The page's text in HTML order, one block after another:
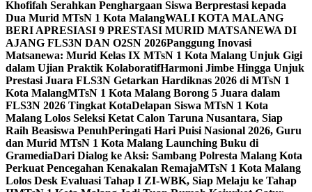
Khofifah Serahkan Penghargaan Siswa Berprestasi kepada
Dua Murid MTsN 1 Kota MalangWALI KOTA MALANG
BERI APRESIASI 9 PRESTASI MURID MATSANEWA DI
AJANG FLS3N DAN O2SN 2026Panggung Inovasi
Matsanewa: Murid Kelas IX MTsN 1 Kota Malang Unjuk Gigi
dalam Ujian Praktik KolaboratifHarmoni Jimbe Hingga Unjuk
Prestasi Juara FLS3N Getarkan Hardiknas 2026 di MTsN 1
Kota MalangMTsN 1 Kota Malang Borong 5 Juara dalam
FLS3N 2026 Tingkat KotaDelapan Siswa MTsN 1 Kota
Malang Lolos Seleksi Ketat Calon Taruna Nusantara, Siap
Raih Beasiswa PenuhPeringati Hari Puisi Nasional 2026, Guru
dan Murid MTsN 1 Kota Malang Launching Buku di
GramediaDari Dialog ke Aksi: Sambang Polresta Malang Kota
Perkuat Pencegahan Kenakalan RemajaMTsN 1 Kota Malang
Lolos Desk Evaluasi Tahap I ZI-WBK, Siap Melaju ke Tahap